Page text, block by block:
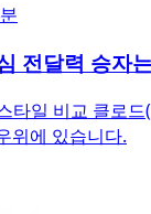
전달력 승자
타일 비교 클로
위에 있습니다.